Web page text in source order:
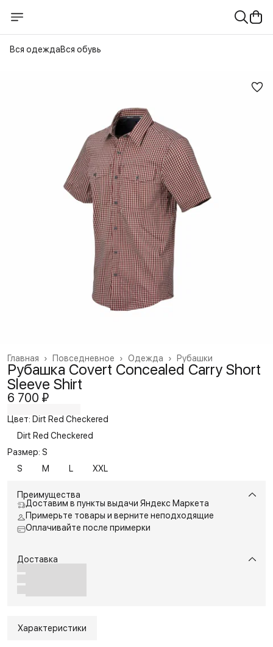
Вся одеждаВся обувь
Рубашки
Одежда ›
Повседневное ›
Главная ›
Рубашка Covert Concealed Carry Short
Sleeve Shirt
6 700 ₽
Цвет: Dirt Red Checkered
Dirt Red Checkered
Размер: S
S
M L XXL
Преимущества
Доставим в пункты выдачи Яндекс Маркета
Примерьте товары и верните неподходящие
Оплачивайте после примерки
Доставка
Характеристики